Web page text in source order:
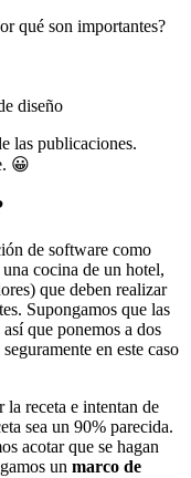
qué son importantes?
diseño
las publicaciones.
😀
de software como
cocina de un hotel,
que deben realizar
Supongamos que las
que ponemos a dos
en este caso
la receta e intentan de
sea un 90% parecida.
acotar que se hagan
un marco de